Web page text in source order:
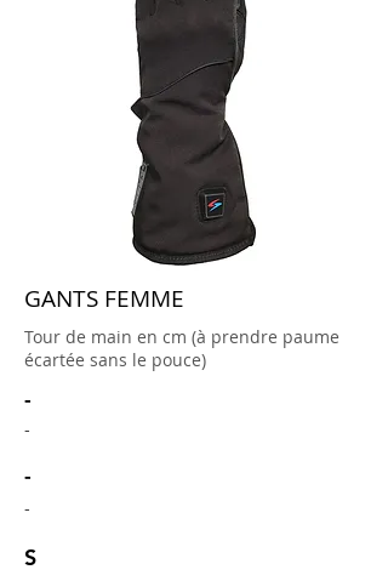
GANTS FEMME
Tour de main en cm (à prendre paume
écartée sans le pouce)
-
-
-
-
S